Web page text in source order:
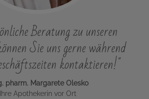
Beratung zu unseren
Sie uns gerne während
kontaktieren!"
pharm. Margarete Olesko
Ihre Apothekerin vor Ort